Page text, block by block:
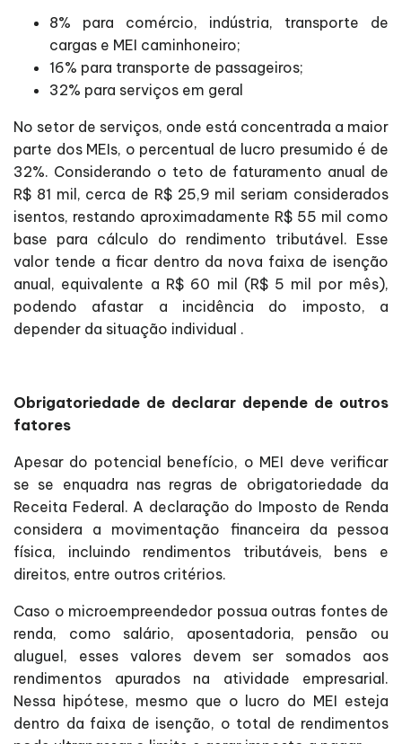
8% para comércio, indústria, transporte de
cargas e MEI caminhoneiro;
16% para transporte de passageiros;
32% para serviços em geral
No setor de serviços, onde está concentrada a maior
parte dos MEIs, o percentual de lucro presumido é de
32%. Considerando o teto de faturamento anual de
R$ 81 mil, cerca de R$ 25,9 mil seriam considerados
isentos, restando aproximadamente R$ 55 mil como
base para cálculo do rendimento tributável. Esse
valor tende a ficar dentro da nova faixa de isenção
anual, equivalente a R$ 60 mil (R$ 5 mil por mês),
podendo afastar a incidência do imposto, a
depender da situação individual .
Obrigatoriedade de declarar depende de outros
fatores
Apesar do potencial benefício, o MEI deve verificar
se se enquadra nas regras de obrigatoriedade da
Receita Federal. A declaração do Imposto de Renda
considera a movimentação financeira da pessoa
física, incluindo rendimentos tributáveis, bens e
direitos, entre outros critérios.
Caso o microempreendedor possua outras fontes de
renda, como salário, aposentadoria, pensão ou
aluguel, esses valores devem ser somados aos
rendimentos apurados na atividade empresarial.
Nessa hipótese, mesmo que o lucro do MEI esteja
dentro da faixa de isenção, o total de rendimentos